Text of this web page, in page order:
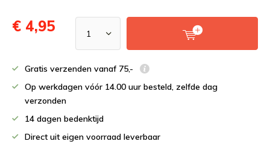
€ 4,95
Gratis verzenden vanaf 75,-
Op werkdagen vóór 14.00 uur besteld, zelfde dag
verzonden
14 dagen bedenktijd
Direct uit eigen voorraad leverbaar